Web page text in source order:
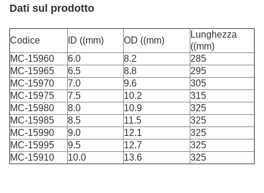
Dati sul prodotto
Codice ID ((mm) OD ((mm)
Lunghezza
((mm)
MC-15960
6.0 8.2
285
MC-15965
6.5 8.8
295
MC-15970
7.0 9.6
305
MC-15975
7.5 10.2
315
MC-15980
8.0 10.9
325
MC-15985
8.5 11.5
325
MC-15990
9.0 12.1
325
MC-15995
9.5 12.7
325
MC-15910
10.0 13.6 325